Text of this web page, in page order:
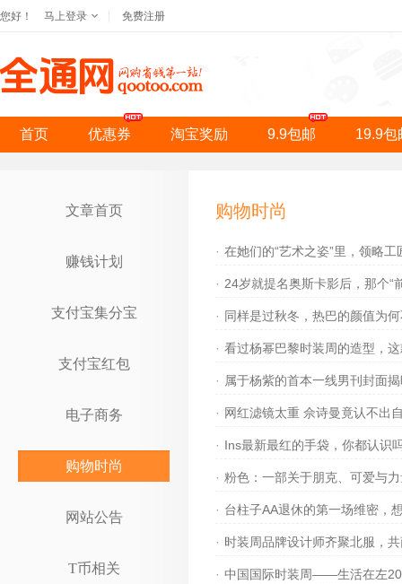
您好！ 马上登录 免费注册
首页 优惠券 淘宝奖励 9.9包邮 19.9包
文章首页
赚钱计划
支付宝集分宝
支付宝红包
电子商务
购物时尚
网站公告
T币相关
购物时尚
· 在她们的“艺术之姿”里，领略
· 24岁就提名奥斯卡影后，那个“
· 同样是过秋冬，热巴的颜值为
· 看过杨幂巴黎时装周的造型，
· 属于杨紫的首本一线男刊封面
· 网红滤镜太重 佘诗曼竟认不出
· Ins最新最红的手袋，你都认识
· 粉色：一部关于朋克、可爱与
· 台柱子AA退休的第一场维密，
· 时装周品牌设计师齐聚北服，
· 中国国际时装周——生活在左